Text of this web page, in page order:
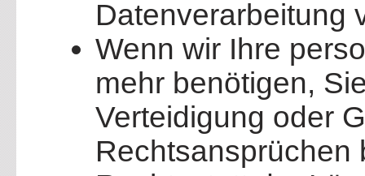
Datenverarbeitung
Wenn wir Ihre
mehr benötigen,
Verteidigung oder
Rechtsansprüchen